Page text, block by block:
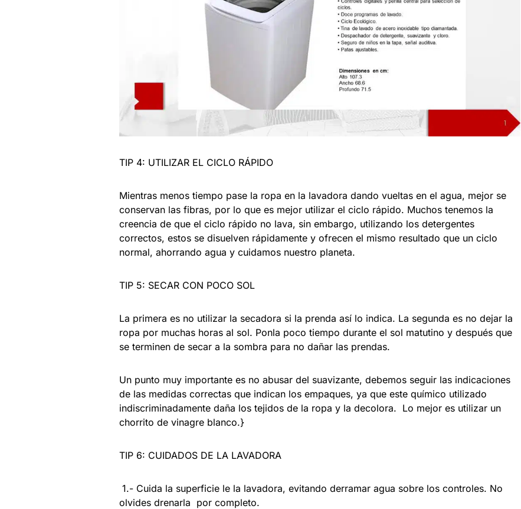
TIP 4: UTILIZAR EL CICLO RÁPIDO
Mientras menos tiempo pase la ropa en la lavadora dando vueltas en el agua, mejor se
conservan las fibras, por lo que es mejor utilizar el ciclo rápido. Muchos tenemos la
creencia de que el ciclo rápido no lava, sin embargo, utilizando los detergentes
correctos, estos se disuelven rápidamente y ofrecen el mismo resultado que un ciclo
normal, ahorrando agua y cuidamos nuestro planeta.
TIP 5: SECAR CON POCO SOL
La primera es no utilizar la secadora si la prenda así lo indica. La segunda es no dejar la
ropa por muchas horas al sol. Ponla poco tiempo durante el sol matutino y después que
se terminen de secar a la sombra para no dañar las prendas.
Un punto muy importante es no abusar del suavizante, debemos seguir las indicaciones
de las medidas correctas que indican los empaques, ya que este químico utilizado
indiscriminadamente daña los tejidos de la ropa y la decolora. Lo mejor es utilizar un
chorrito de vinagre blanco.}
TIP 6: CUIDADOS DE LA LAVADORA
1.- Cuida la superficie le la lavadora, evitando derramar agua sobre los controles. No
olvides drenarla por completo.